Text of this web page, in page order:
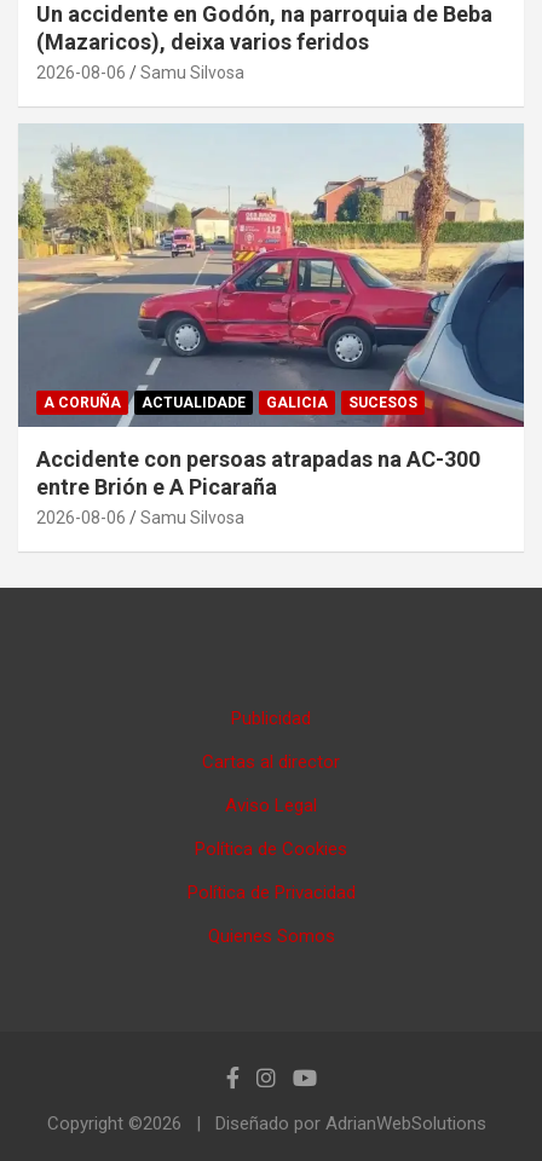
Un accidente en Godón, na parroquia de Beba
(Mazaricos), deixa varios feridos
2026-08-06 Samu Silvosa
A CORUÑA ACTUALIDADE GALICIA SUCESOS
Accidente con persoas atrapadas na AC-300
entre Brión e A Picaraña
2026-08-06 Samu Silvosa
Publicidad
Cartas al director
Aviso Legal
Política de Cookies
Política de Privacidad
Quienes Somos
Copyright ©2026 Diseñado por AdrianWebSolutions